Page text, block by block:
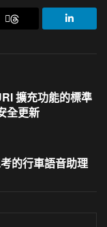
擴充功能的標準
全更新
的行車語音助理